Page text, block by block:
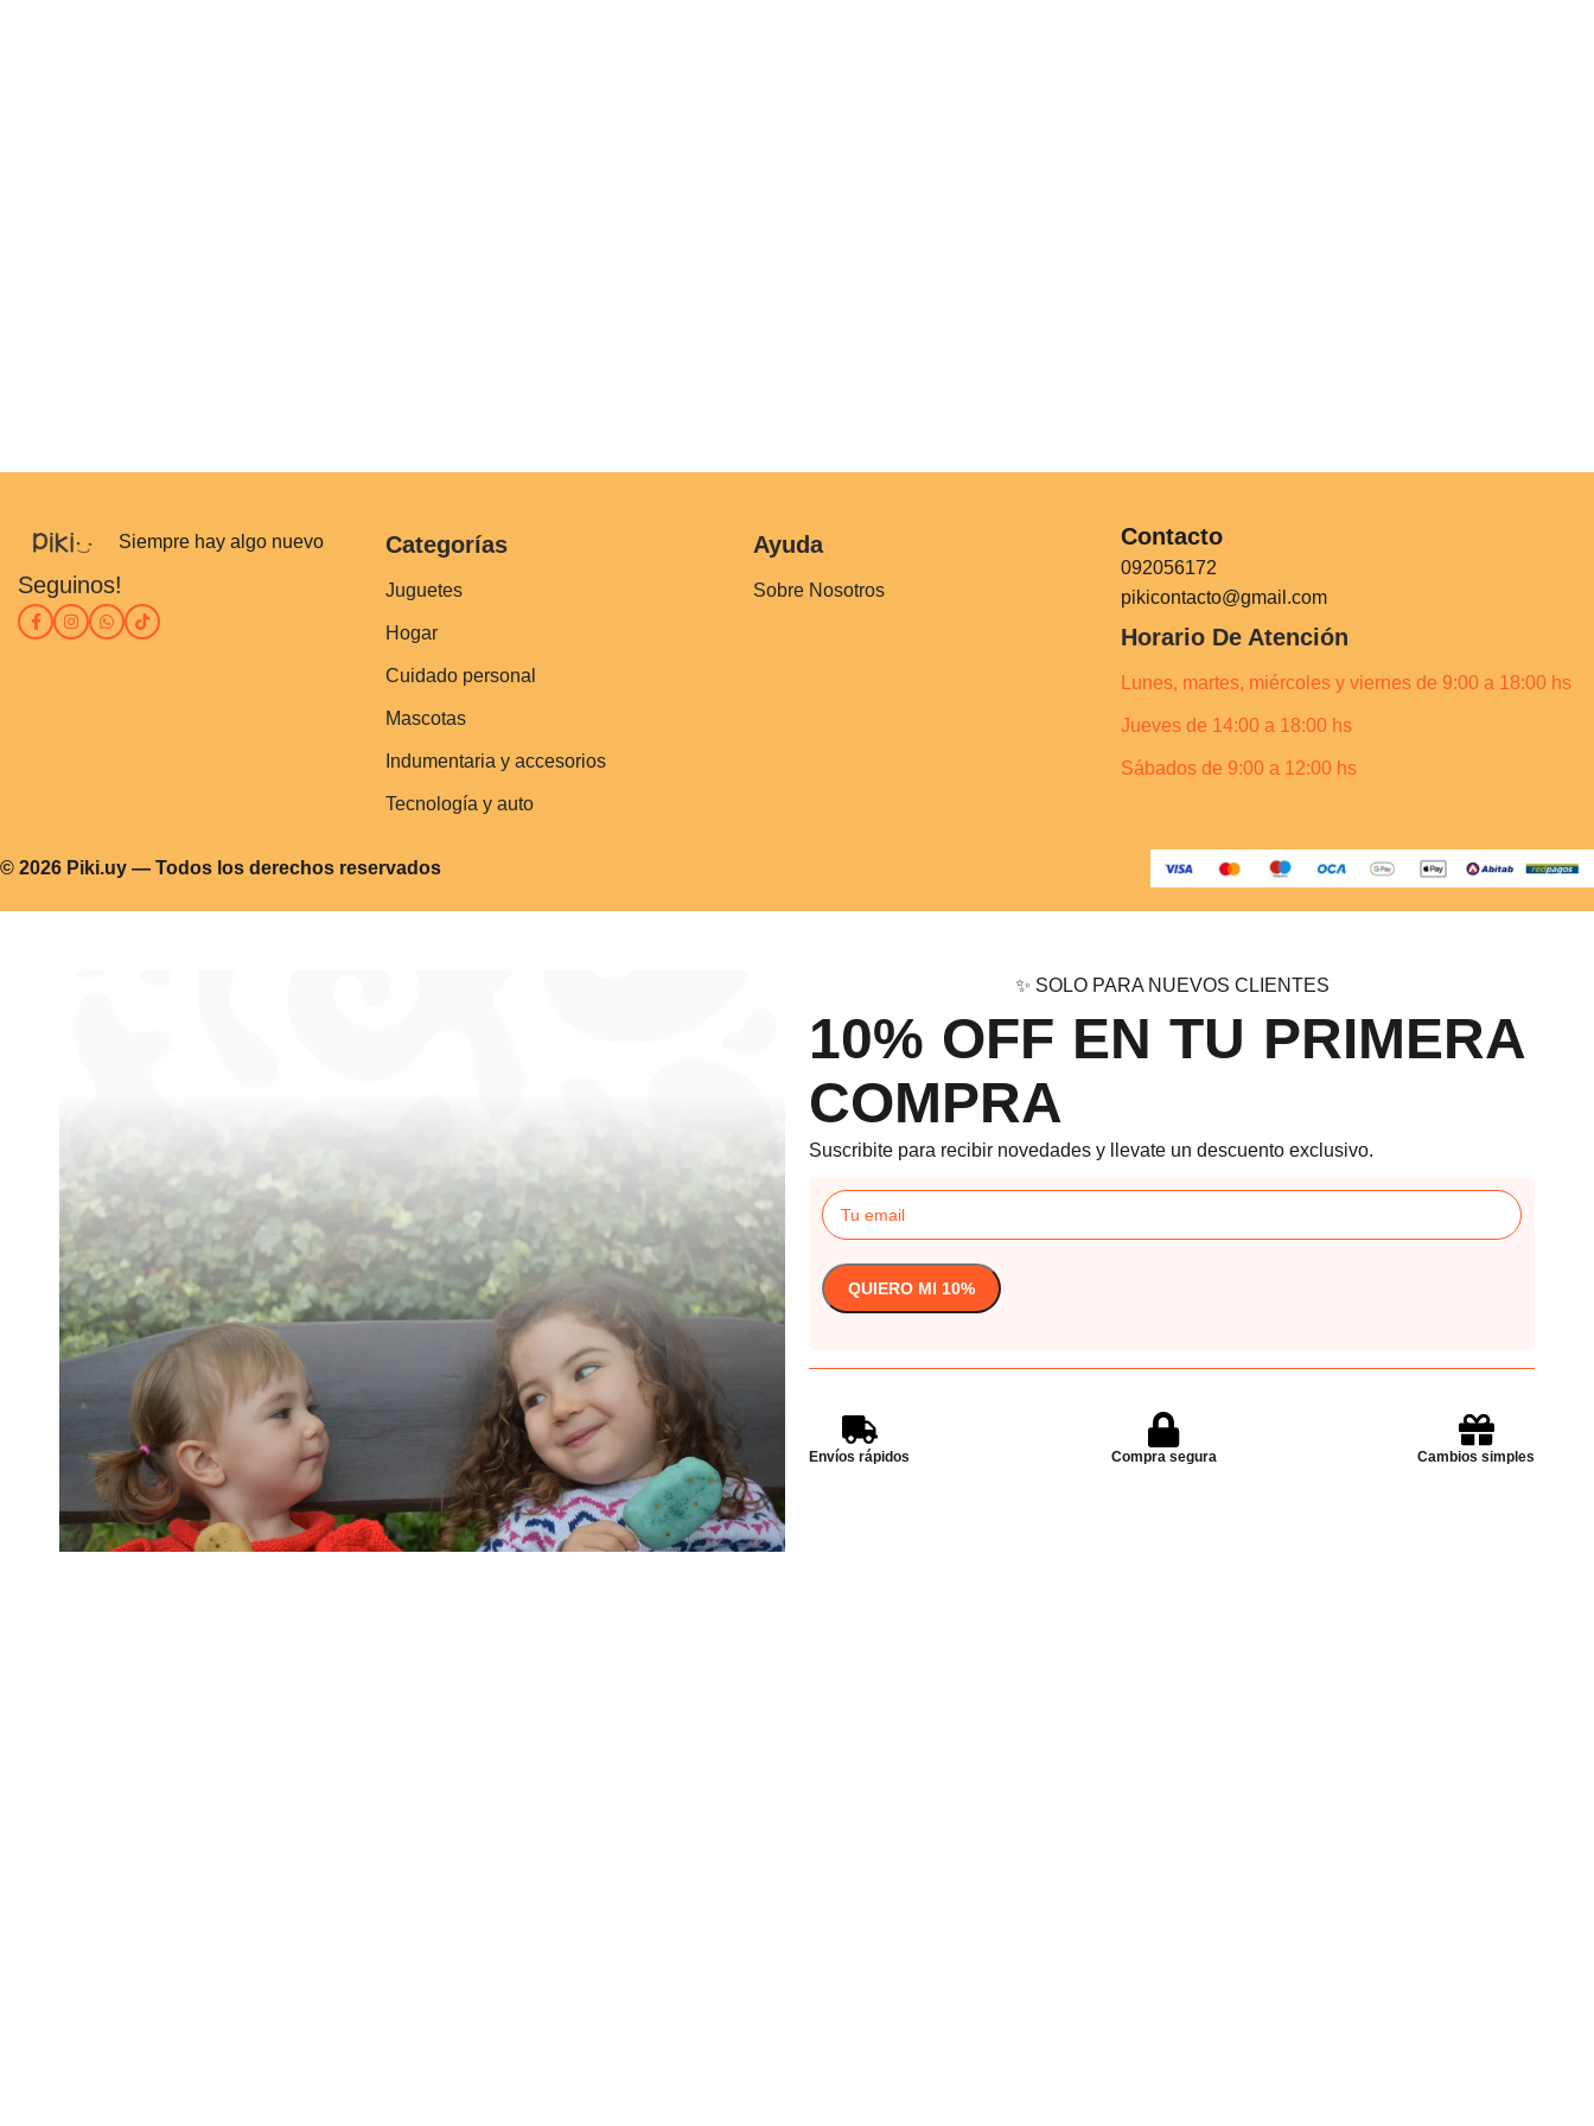
Siempre hay algo nuevo
Seguinos!
Categorías
Juguetes
Hogar
Cuidado personal
Mascotas
Indumentaria y accesorios
Tecnología y auto
Ayuda
Sobre Nosotros
Contacto
092056172
pikicontacto@gmail.com
Horario De Atención
Lunes, martes, miércoles y viernes de 9:00 a 18:00 hs
Jueves de 14:00 a 18:00 hs
Sábados de 9:00 a 12:00 hs
© 2026 Piki.uy — Todos los derechos reservados
✨ SOLO PARA NUEVOS CLIENTES
10% OFF EN TU PRIMERA
COMPRA
Suscribite para recibir novedades y llevate un descuento exclusivo.
Envíos rápidos Compra segura Cambios simples